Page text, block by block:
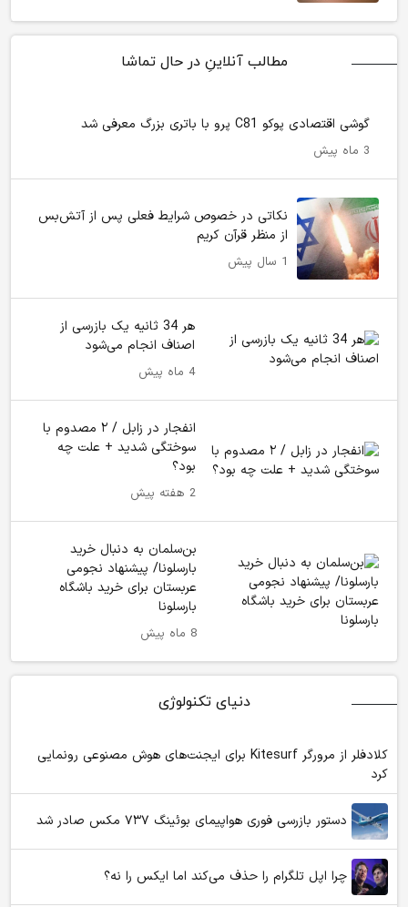
مطالب آنلاینِ در حال تماشا
گوشی اقتصادی پوکو C81 پرو با باتری بزرگ معرفی شد
3 ماه پیش
نکاتی در خصوص شرایط فعلی پس از آتش‌بس
از منظر قرآن کریم
1 سال پیش
هر 34 ثانیه یک بازرسی از
اصناف انجام می‌شود
4 ماه پیش
انفجار در زابل / ۲ مصدوم با
سوختگی شدید + علت چه
بود؟
2 هفته پیش
بن‌سلمان به دنبال خرید
بارسلونا/ پیشنهاد نجومی
عربستان برای خرید باشگاه
بارسلونا
8 ماه پیش
دنیای تکنولوژی
کلادفلر از مرورگر Kitesurf برای ایجنت‌های هوش مصنوعی رونمایی
کرد
دستور بازرسی فوری هواپیمای بوئینگ ۷۳۷ مکس صادر شد
چرا اپل تلگرام را حذف می‌کند اما ایکس را نه؟